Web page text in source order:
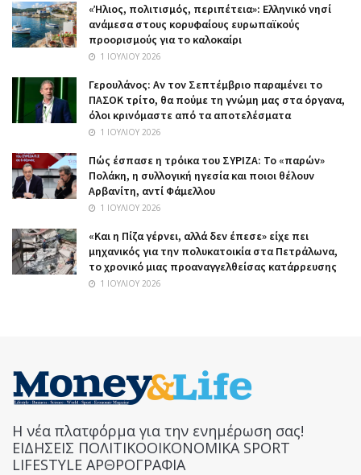
«Ήλιος, πολιτισμός, περιπέτεια»: Ελληνικό νησί
ανάμεσα στους κορυφαίους ευρωπαϊκούς
προορισμούς για το καλοκαίρι
1 ΙΟΥΛΊΟΥ 2026
Γερουλάνος: Αν τον Σεπτέμβριο παραμένει το
ΠΑΣΟΚ τρίτο, θα πούμε τη γνώμη μας στα όργανα,
όλοι κρινόμαστε από τα αποτελέσματα
1 ΙΟΥΛΊΟΥ 2026
Πώς έσπασε η τρόικα του ΣΥΡΙΖΑ: Το «παρών»
Πολάκη, η συλλογική ηγεσία και ποιοι θέλουν
Αρβανίτη, αντί Φάμελλου
1 ΙΟΥΛΊΟΥ 2026
«Και η Πίζα γέρνει, αλλά δεν έπεσε» είχε πει
μηχανικός για την πολυκατοικία στα Πετράλωνα,
το χρονικό μιας προαναγγελθείσας κατάρρευσης
1 ΙΟΥΛΊΟΥ 2026
Η νέα πλατφόρμα για την ενημέρωση σας!
ΕΙΔΗΣΕΙΣ ΠΟΛΙΤΙΚΟΟΙΚΟΝΟΜΙΚΑ SPORT
LIFESTYLE ΑΡΘΡΟΓΡΑΦΙΑ